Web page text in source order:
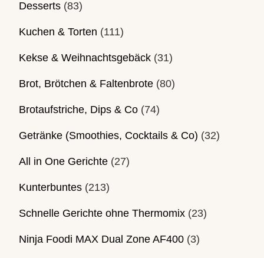
Desserts (83)
Kuchen & Torten (111)
Kekse & Weihnachtsgebäck (31)
Brot, Brötchen & Faltenbrote (80)
Brotaufstriche, Dips & Co (74)
Getränke (Smoothies, Cocktails & Co) (32)
All in One Gerichte (27)
Kunterbuntes (213)
Schnelle Gerichte ohne Thermomix (23)
Ninja Foodi MAX Dual Zone AF400 (3)